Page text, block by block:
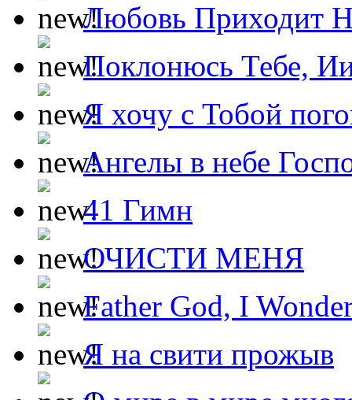
Любовь Приходит
Поклонюсь Тебе,
Я хочу с Тобой
Ангелы в небе
41 Гимн
ОЧИСТИ МЕНЯ
Father God, I
Я на свити прожыв